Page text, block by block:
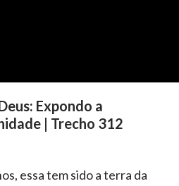
Expondo a
| Trecho 312
essa tem sido a terra da